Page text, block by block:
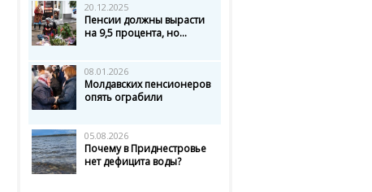
20.12.2025
Пенсии должны вырасти
на 9,5 процента, но...
08.01.2026
Молдавских пенсионеров
опять ограбили
05.08.2026
Почему в Приднестровье
нет дефицита воды?